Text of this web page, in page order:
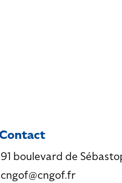
91 boulevard de
cngof@cngof.fr